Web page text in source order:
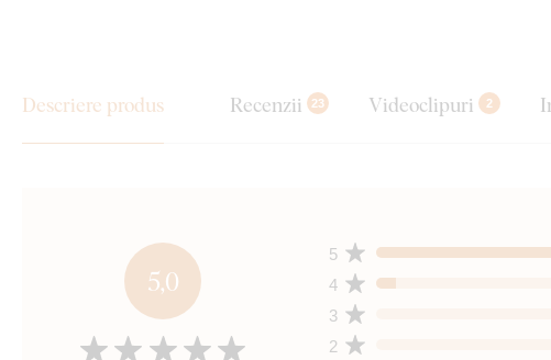
Descriere produs Recenzii 23 Videoclipuri 2
5,0
2
3
4
5